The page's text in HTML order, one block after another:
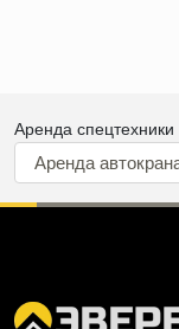
Аренда спецтехники
Аренда